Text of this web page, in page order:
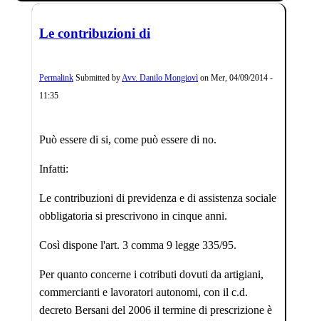
Le contribuzioni di
Permalink Submitted byAvv. Danilo Mongiovì on Mer, 04/09/2014 -
11:35
Può essere di si, come può essere di no.
Infatti:
Le contribuzioni di previdenza e di assistenza sociale
obbligatoria si prescrivono in cinque anni.
Così dispone l'art. 3 comma 9 legge 335/95.
Per quanto concerne i cotributi dovuti da artigiani,
commercianti e lavoratori autonomi, con il c.d.
decreto Bersani del 2006 il termine di prescrizione è